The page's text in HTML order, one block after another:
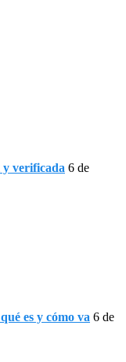
verificada 6 de
es y cómo va 6 de